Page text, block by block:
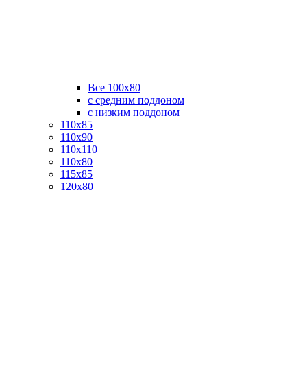
Все 100х80
с средним поддоном
с низким поддоном
110х85
110х90
110х110
110х80
115х85
120х80